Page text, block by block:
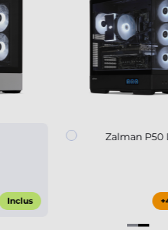
Inclus
Zalman P50